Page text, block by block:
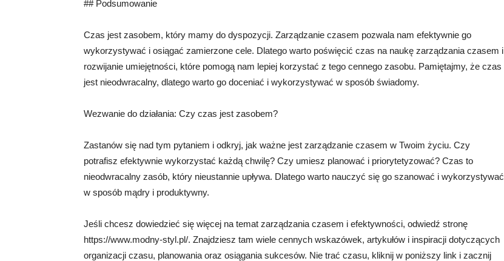
## Podsumowanie
Czas jest zasobem, który mamy do dyspozycji. Zarządzanie czasem pozwala nam efektywnie go
wykorzystywać i osiągać zamierzone cele. Dlatego warto poświęcić czas na naukę zarządzania czasem i
rozwijanie umiejętności, które pomogą nam lepiej korzystać z tego cennego zasobu. Pamiętajmy, że czas
jest nieodwracalny, dlatego warto go doceniać i wykorzystywać w sposób świadomy.
Wezwanie do działania: Czy czas jest zasobem?
Zastanów się nad tym pytaniem i odkryj, jak ważne jest zarządzanie czasem w Twoim życiu. Czy
potrafisz efektywnie wykorzystać każdą chwilę? Czy umiesz planować i priorytetyzować? Czas to
nieodwracalny zasób, który nieustannie upływa. Dlatego warto nauczyć się go szanować i wykorzystywać
w sposób mądry i produktywny.
Jeśli chcesz dowiedzieć się więcej na temat zarządzania czasem i efektywności, odwiedź stronę
https://www.modny-styl.pl/. Znajdziesz tam wiele cennych wskazówek, artykułów i inspiracji dotyczących
organizacji czasu, planowania oraz osiągania sukcesów. Nie trać czasu, kliknij w poniższy link i zacznij